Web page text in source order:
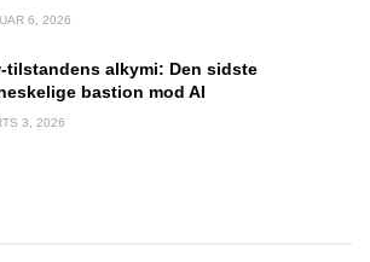
6, 2026
tilstandens alkymi: Den sidste
bastion mod AI
3, 2026